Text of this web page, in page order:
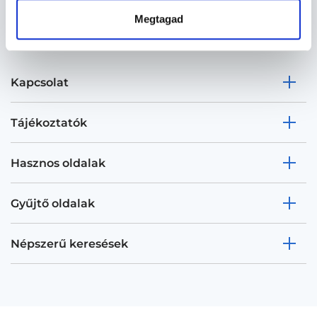
Megtagad
Kapcsolat
Tájékoztatók
Hasznos oldalak
Gyűjtő oldalak
Népszerű keresések